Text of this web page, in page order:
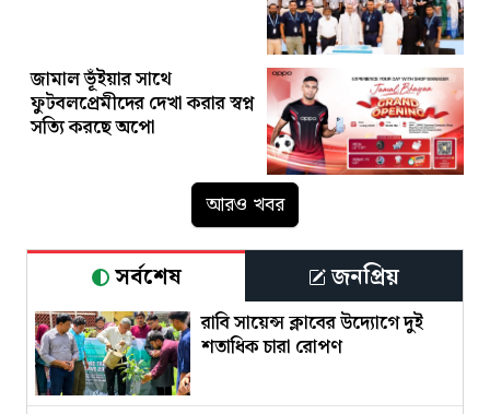
জামাল ভূঁইয়ার সাথে
ফুটবলপ্রেমীদের দেখা করার স্বপ্ন
সত্যি করছে অপো
আরও খবর
সর্বশেষ জনপ্রিয়
রাবি সায়েন্স ক্লাবের উদ্যোগে দুই
শতাধিক চারা রোপণ